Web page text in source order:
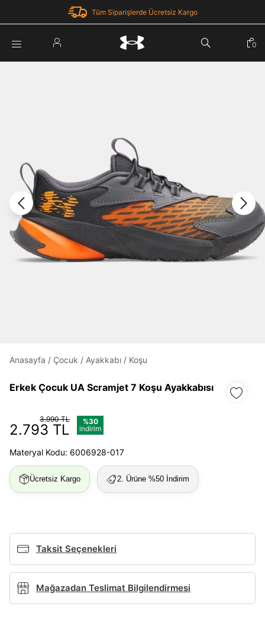
Tüm Siparişlerde Ücretsiz Kargo
Şifremi Unuttum
Giriş Yap
Under Armour'da yeni misiniz? Kayıt Ol
Üye Olmadan Devam Et
0
Anasayfa / Çocuk / Ayakkabı / Koşu
Erkek Çocuk UA Scramjet 7 Koşu Ayakkabısı
3.990 TL
2.793 TL
%30
indirim
Materyal Kodu: 6006928-017
Ücretsiz Kargo 2. Ürüne %50 İndirim
Taksit Seçenekleri
Mağazadan Teslimat Bilgilendirmesi
Parola Yenileme
Parolayı Yenile
Giriş Sayfasına Dön
Zaten hesabın var mı? Giriş yap
Şifre
Giriş Yap
Ad*